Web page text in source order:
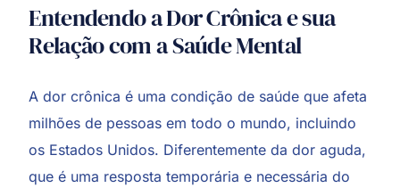
Entendendo a Dor Crônica e sua
Relação com a Saúde Mental
A dor crônica é uma condição de saúde que afeta
milhões de pessoas em todo o mundo, incluindo
os Estados Unidos. Diferentemente da dor aguda,
que é uma resposta temporária e necessária do